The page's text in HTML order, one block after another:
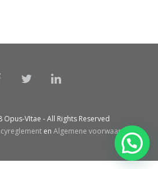
VItae - All Rights Reserved
en Algemene voorwaarden